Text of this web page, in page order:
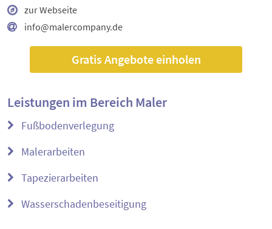
zur Webseite
info@malercompany.de
Gratis Angebote einholen
Leistungen im Bereich Maler
Fußbodenverlegung
Malerarbeiten
Tapezierarbeiten
Wasserschadenbeseitigung